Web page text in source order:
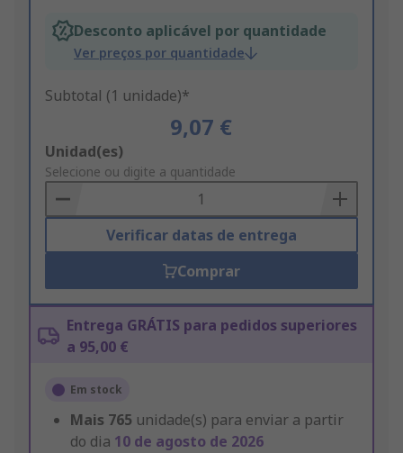
Desconto aplicável por quantidade
Ver preços por quantidade
Subtotal (1 unidade)*
9,07 €
Add
to
Basket
Unidad(es)
Selecione ou digite a quantidade
Verificar datas de entrega
Comprar
Entrega GRÁTIS para pedidos superiores
a 95,00 €
Em stock
Mais 765 unidade(s) para enviar a partir
do dia 10 de agosto de 2026